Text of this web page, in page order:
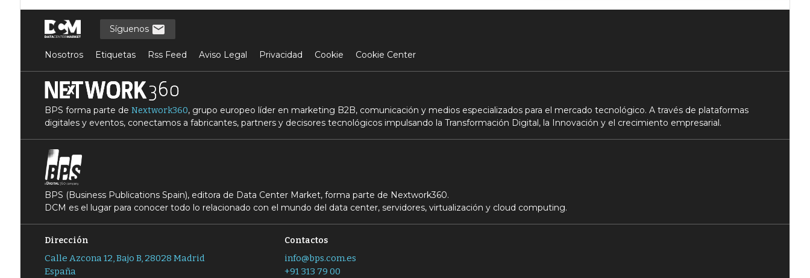
Síguenos
Nosotros Etiquetas Rss Feed Aviso Legal Privacidad Cookie Cookie Center
BPS forma parte de Nextwork360, grupo europeo líder en marketing B2B, comunicación y medios especializados para el mercado tecnológico. A través de plataformas
digitales y eventos, conectamos a fabricantes, partners y decisores tecnológicos impulsando la Transformación Digital, la Innovación y el crecimiento empresarial.
BPS (Business Publications Spain), editora de Data Center Market, forma parte de Nextwork360.
DCM es el lugar para conocer todo lo relacionado con el mundo del data center, servidores, virtualización y cloud computing.
Dirección
Calle Azcona 12, Bajo B, 28028 Madrid
España
Contactos
info@bps.com.es
+91 313 79 00